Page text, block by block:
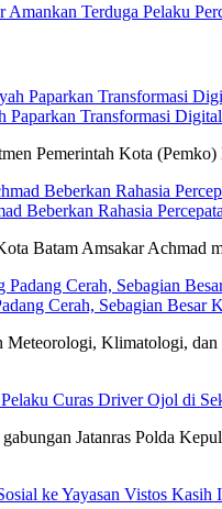
Terduga Pelaku
Paparkan Transformasi
Pemerintah Kota
Beberkan Rahasia
Batam Amsakar Achmad
Cerah, Sebagian Besar
Meteorologi, Klimatologi,
Curas Driver Ojol di
Jatanras Polda
ke Yayasan Vistos Kasih